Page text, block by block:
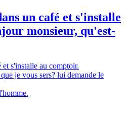
un café et s'installe
monsieur, qu'est-
s'installe au comptoir.
je vous sers? lui demande le